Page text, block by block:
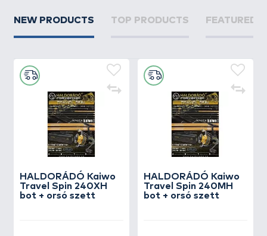
NEW PRODUCTS TOP PRODUCTS FEATURED
HALDORÁDÓ Kaiwo
Travel Spin 240XH
bot + orsó szett
HALDORÁDÓ Kaiwo
Travel Spin 240MH
bot + orsó szett